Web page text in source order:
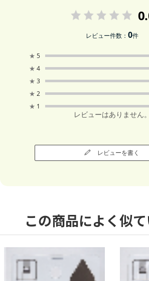
レビュー件数：0件
★ 5
★ 4
★ 3
★ 2
★ 1
レビューはありません。
レビューを書く
この商品によく似